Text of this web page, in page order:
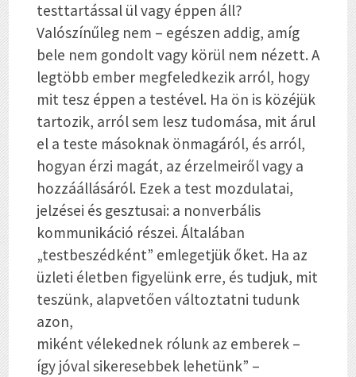
testtartással ül vagy éppen áll?
Valószínűleg nem – egészen addig, amíg
bele nem gondolt vagy körül nem nézett. A
legtöbb ember megfeledkezik arról, hogy
mit tesz éppen a testével. Ha ön is közéjük
tartozik, arról sem lesz tudomása, mit árul
el a teste másoknak önmagáról, és arról,
hogyan érzi magát, az érzelmeiről vagy a
hozzáállásáról. Ezek a test mozdulatai,
jelzései és gesztusai: a nonverbális
kommunikáció részei. Általában
„testbeszédként” emlegetjük őket. Ha az
üzleti életben figyelünk erre, és tudjuk, mit
teszünk, alapvetően változtatni tudunk
azon,
miként vélekednek rólunk az emberek –
így jóval sikeresebbek lehetünk” –